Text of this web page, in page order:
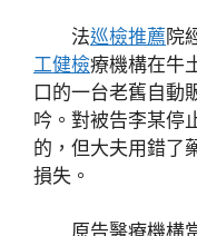
法巡檢推薦院
工健檢療機構在牛
口的一台老舊自動
吟。對被告李某停
的，但大夫用錯了
損失。
原告醫療機構